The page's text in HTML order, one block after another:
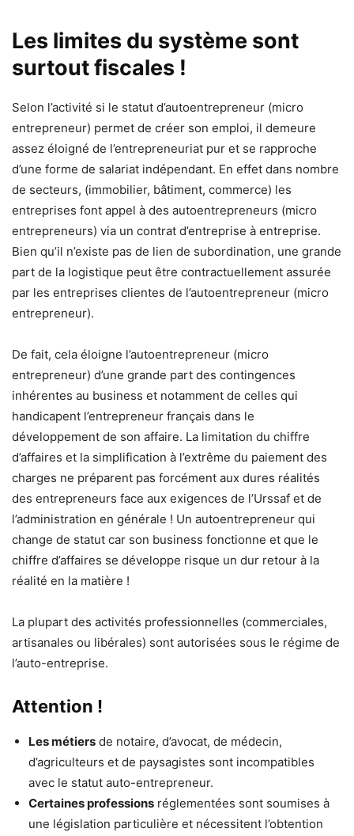
Les limites du système sont
surtout fiscales !
Selon l’activité si le statut d’autoentrepreneur (micro
entrepreneur) permet de créer son emploi, il demeure
assez éloigné de l’entrepreneuriat pur et se rapproche
d’une forme de salariat indépendant. En effet dans nombre
de secteurs, (immobilier, bâtiment, commerce) les
entreprises font appel à des autoentrepreneurs (micro
entrepreneurs) via un contrat d’entreprise à entreprise.
Bien qu’il n’existe pas de lien de subordination, une grande
part de la logistique peut être contractuellement assurée
par les entreprises clientes de l’autoentrepreneur (micro
entrepreneur).
De fait, cela éloigne l’autoentrepreneur (micro
entrepreneur) d’une grande part des contingences
inhérentes au business et notamment de celles qui
handicapent l’entrepreneur français dans le
développement de son affaire. La limitation du chiffre
d’affaires et la simplification à l’extrême du paiement des
charges ne préparent pas forcément aux dures réalités
des entrepreneurs face aux exigences de l’Urssaf et de
l’administration en générale ! Un autoentrepreneur qui
change de statut car son business fonctionne et que le
chiffre d’affaires se développe risque un dur retour à la
réalité en la matière !
La plupart des activités professionnelles (commerciales,
artisanales ou libérales) sont autorisées sous le régime de
l’auto-entreprise.
Attention !
Les métiers de notaire, d’avocat, de médecin,
d’agriculteurs et de paysagistes sont incompatibles
avec le statut auto-entrepreneur.
Certaines professions réglementées sont soumises à
une législation particulière et nécessitent l’obtention